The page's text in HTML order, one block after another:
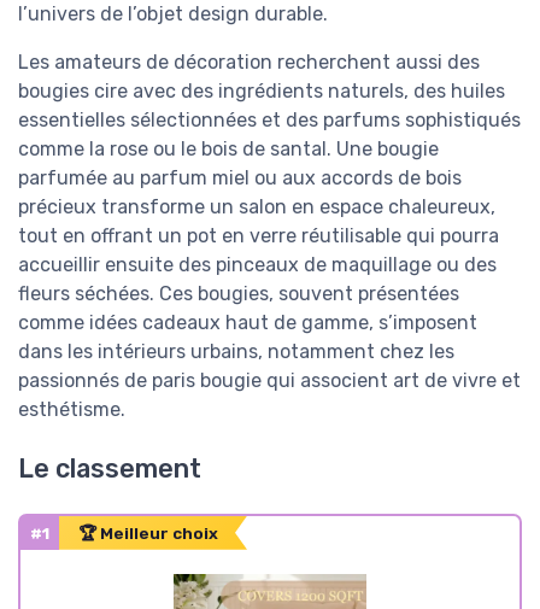
l’univers de l’objet design durable.
Les amateurs de décoration recherchent aussi des
bougies cire avec des ingrédients naturels, des huiles
essentielles sélectionnées et des parfums sophistiqués
comme la rose ou le bois de santal. Une bougie
parfumée au parfum miel ou aux accords de bois
précieux transforme un salon en espace chaleureux,
tout en offrant un pot en verre réutilisable qui pourra
accueillir ensuite des pinceaux de maquillage ou des
fleurs séchées. Ces bougies, souvent présentées
comme idées cadeaux haut de gamme, s’imposent
dans les intérieurs urbains, notamment chez les
passionnés de paris bougie qui associent art de vivre et
esthétisme.
Le classement
#1 🏆 Meilleur choix